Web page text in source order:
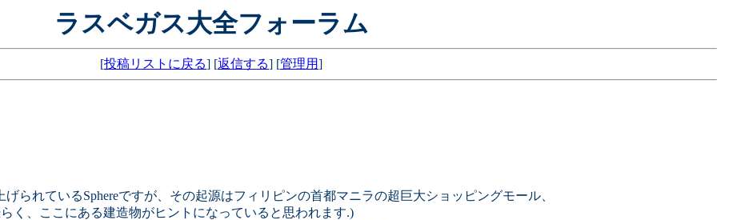
ラスベガス大全フォーラム
[投稿リストに戻る] [返信する] [管理用]
られているSphereですが、その起源はフィリピンの首都マニラの超巨大ショッピングモール、
く、ここにある建造物がヒントになっていると思われます.)